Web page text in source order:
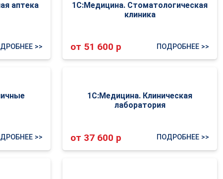
аптека
>>
1С:Медицина. Стоматологическая
клиника
от 51 600 р ПОДРОБНЕЕ >>
>>
1С:Медицина. Клиническая
лаборатория
от 37 600 р ПОДРОБНЕЕ >>